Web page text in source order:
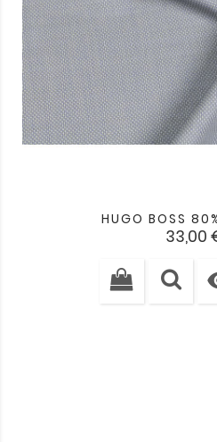
HUGO BOSS
Cena
33,00